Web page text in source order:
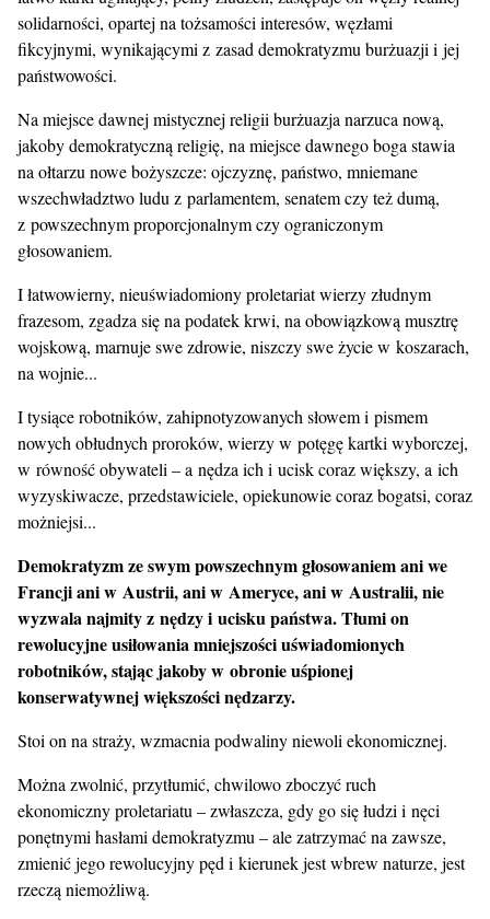
solidarności, opartej na tożsamości interesów, węzłami
fikcyjnymi, wynikającymi z zasad demokratyzmu burżuazji i jej
państwowości.
Na miejsce dawnej mistycznej religii burżuazja narzuca nową,
jakoby demokratyczną religię, na miejsce dawnego boga stawia
na ołtarzu nowe bożyszcze: ojczyznę, państwo, mniemane
wszechwładztwo ludu z parlamentem, senatem czy też dumą,
z powszechnym proporcjonalnym czy ograniczonym
głosowaniem.
I łatwowierny, nieuświadomiony proletariat wierzy złudnym
frazesom, zgadza się na podatek krwi, na obowiązkową musztrę
wojskową, marnuje swe zdrowie, niszczy swe życie w koszarach,
na wojnie...
I tysiące robotników, zahipnotyzowanych słowem i pismem
nowych obłudnych proroków, wierzy w potęgę kartki wyborczej,
w równość obywateli – a nędza ich i ucisk coraz większy, a ich
wyzyskiwacze, przedstawiciele, opiekunowie coraz bogatsi, coraz
możniejsi...
Demokratyzm ze swym powszechnym głosowaniem ani we
Francji ani w Austrii, ani w Ameryce, ani w Australii, nie
wyzwala najmity z nędzy i ucisku państwa. Tłumi on
rewolucyjne usiłowania mniejszości uświadomionych
robotników, stając jakoby w obronie uśpionej
konserwatywnej większości nędzarzy.
Stoi on na straży, wzmacnia podwaliny niewoli ekonomicznej.
Można zwolnić, przytłumić, chwilowo zboczyć ruch
ekonomiczny proletariatu – zwłaszcza, gdy go się łudzi i nęci
ponętnymi hasłami demokratyzmu – ale zatrzymać na zawsze,
zmienić jego rewolucyjny pęd i kierunek jest wbrew naturze, jest
rzeczą niemożliwą.